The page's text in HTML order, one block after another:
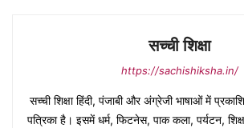
सच्ची शिक्षा
https://sachishiksha.in/
सच्ची शिक्षा हिंदी, पंजाबी और अंग्रेजी भाषाओं में
पत्रिका है। इसमें धर्म, फिटनेस, पाक कला, पर्यटन,